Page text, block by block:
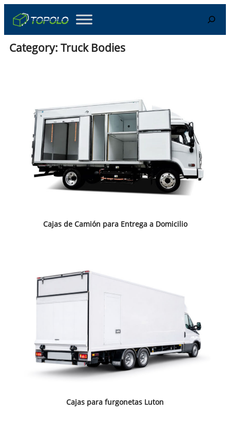
content
Search
Category: Truck Bodies
Cajas de Camión para Entrega a Domicilio
Cajas para furgonetas Luton